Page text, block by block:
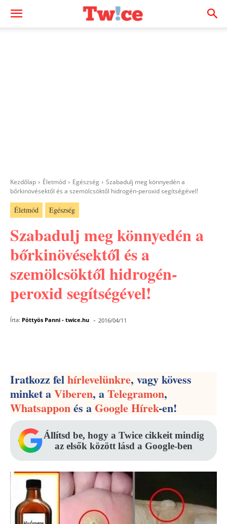
Kezdőlap Életmód Egészség
Szabadulj meg könnyedén a
bőrkinövésektől és a szemölcsöktől hidrogén-peroxid segítségével!
Életmód Egészség
Szabadulj meg könnyedén a
bőrkinövésektől és a
szemölcsöktől hidrogén-
peroxid segítségével!
Írta: Pöttyös Panni - twice.hu - 2016/04/11
Iratkozz felhírlevelünkre, vagy kövess
minket aViberen, aTelegramon,
Whatsapponés aGoogle Hírek-en!
Állítsd be, hogy a Twice cikkeit mindig
az elsők között lásd a Google-ben